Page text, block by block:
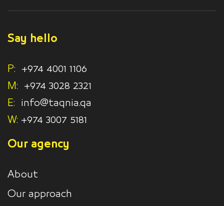
Say hello
P: +974 4001 1106
M:
+974 3028 2321
E:
info@taqnia.qa
W: +974 3007 5181
Our agency
About
Our approach